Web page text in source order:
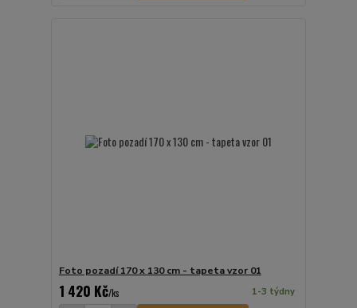
Foto pozadí 170 x 130 cm - tapeta vzor 01
1 420 Kč/ks 1-3 týdny